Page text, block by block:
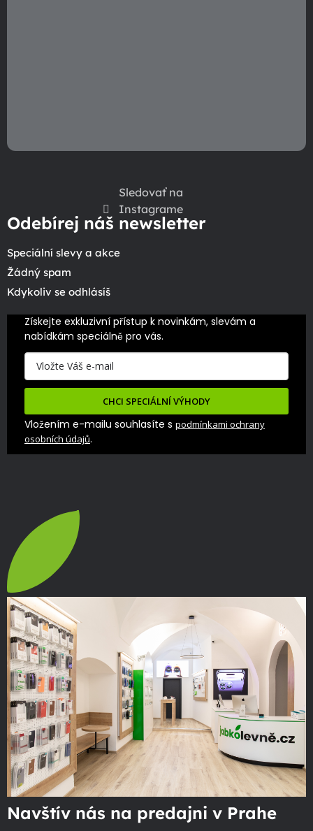
Sledovať na
Instagrame
Odebírej náš newsletter
Speciální slevy a akce
Žádný spam
Kdykoliv se odhlásíš
Získejte exkluzivní přístup k novinkám, slevám a
nabídkám speciálně pro vás.
CHCI SPECIÁLNÍ VÝHODY
Vložením e-mailu souhlasíte s podmínkami ochrany
osobních údajů.
Navštív nás na predajni v Prahe